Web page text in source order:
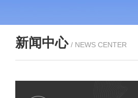
新闻中心 / NEWS CENTER